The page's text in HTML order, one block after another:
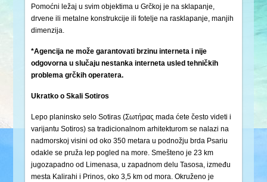
Pomoćni ležaj u svim objektima u Grčkoj je na sklapanje,
drvene ili metalne konstrukcije ili fotelje na rasklapanje, manjih
dimenzija.
*Agencija ne može garantovati brzinu interneta i nije
odgovorna u slučaju nestanka interneta usled tehničkih
problema grčkih operatera.
Ukratko o Skali Sotiros
Lepo planinsko selo Sotiras (Σωτήρας mada ćete često videti i
varijantu Sotiros) sa tradicionalnom arhitekturom se nalazi na
nadmorskoj visini od oko 350 metara u podnožju brda Psariu
odakle se pruža lep pogled na more. Smešteno je 23 km
jugozapadno od Limenasa, u zapadnom delu Tasosa, između
mesta Kalirahi i Prinos, oko 3,5 km od mora. Okruženo je